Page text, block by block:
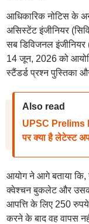
आधिकारिक नोटिस के
असिस्टेंट इंजीनियर
सब डिविजनल इंजीनियर
14 जून, 2026 को
स्टैंडर्ड प्रश्न पुस्तिका
Also read
UPSC Prelims
पर क्या है लेटेस्ट
आयोग ने आगे बताया कि,
क्वेश्चन बुकलेट और
आपत्ति के लिए 250
करने के बाद वह वापस